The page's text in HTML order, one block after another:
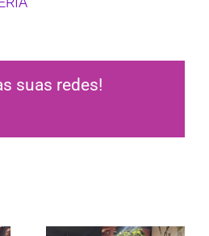
suas redes!